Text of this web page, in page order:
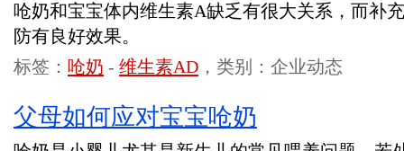
呛奶和宝宝体内维生素A缺乏有很大关系，而补
防有良好效果。
标签： 呛奶 - 维生素AD ，类别：企业动态
父母如何应对宝宝呛奶